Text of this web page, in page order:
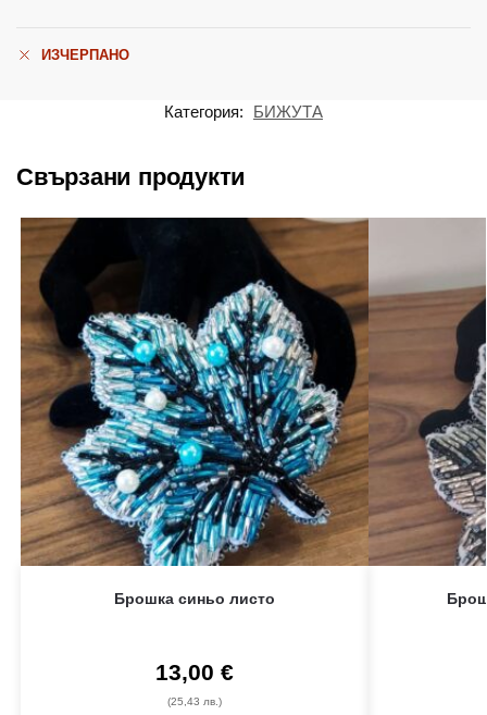
ИЗЧЕРПАНО
Категория: БИЖУТА
Свързани продукти
Брошка синьо листо
13,00 €
(25,43 лв.)